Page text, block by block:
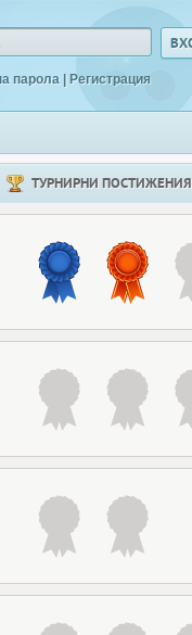
парола | Регистрация
ТУРНИРНИ ПОСТИЖЕНИЯ